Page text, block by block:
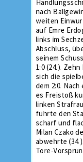
nach
weiten
auf Emre
links im
Abschluss,
seinem
1:0 (24.).
sich die
dem 2:0.
es Freistoß
linken
führte den
scharf und
Milan Czako
abwehrte
Tore-